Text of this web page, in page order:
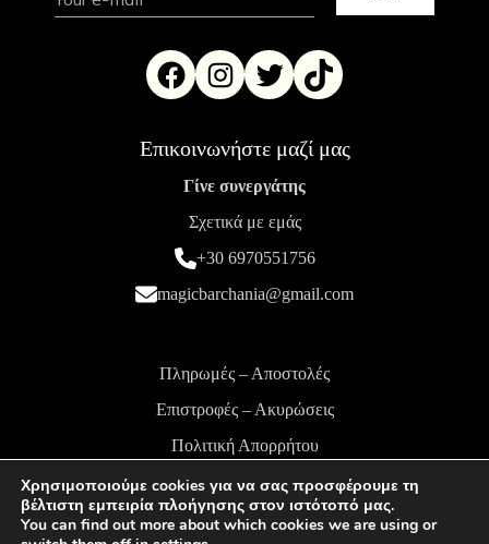
Επικοινωνήστε μαζί μας
Γίνε συνεργάτης
Σχετικά με εμάς
+30 6970551756
magicbarchania@gmail.com
Πληρωμές – Αποστολές
Επιστροφές – Ακυρώσεις
Πολιτική Απορρήτου
Όροι και Προϋποθέσεις
Χρησιμοποιούμε cookies για να σας προσφέρουμε τη
βέλτιστη εμπειρία πλοήγησης στον ιστότοπό μας.
You can find out more about which cookies we are using or